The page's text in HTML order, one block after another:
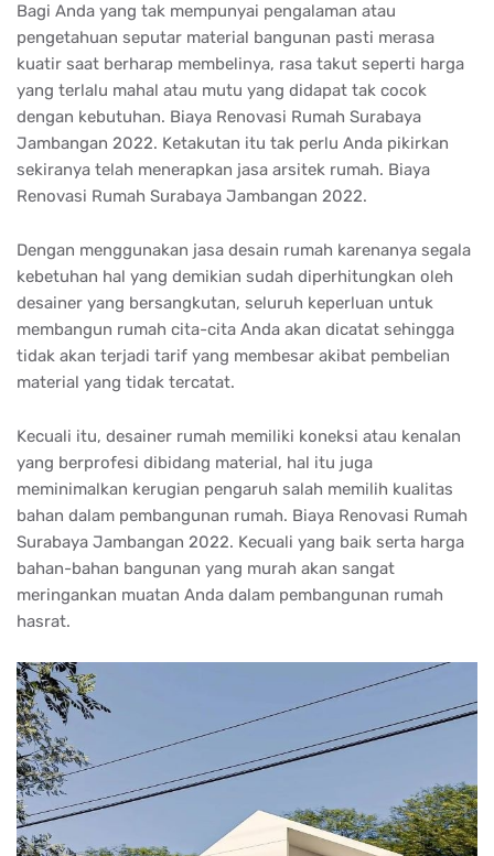
Bagi Anda yang tak mempunyai pengalaman atau
pengetahuan seputar material bangunan pasti merasa
kuatir saat berharap membelinya, rasa takut seperti harga
yang terlalu mahal atau mutu yang didapat tak cocok
dengan kebutuhan. Biaya Renovasi Rumah Surabaya
Jambangan 2022. Ketakutan itu tak perlu Anda pikirkan
sekiranya telah menerapkan jasa arsitek rumah. Biaya
Renovasi Rumah Surabaya Jambangan 2022.
Dengan menggunakan jasa desain rumah karenanya segala
kebetuhan hal yang demikian sudah diperhitungkan oleh
desainer yang bersangkutan, seluruh keperluan untuk
membangun rumah cita-cita Anda akan dicatat sehingga
tidak akan terjadi tarif yang membesar akibat pembelian
material yang tidak tercatat.
Kecuali itu, desainer rumah memiliki koneksi atau kenalan
yang berprofesi dibidang material, hal itu juga
meminimalkan kerugian pengaruh salah memilih kualitas
bahan dalam pembangunan rumah. Biaya Renovasi Rumah
Surabaya Jambangan 2022. Kecuali yang baik serta harga
bahan-bahan bangunan yang murah akan sangat
meringankan muatan Anda dalam pembangunan rumah
hasrat.